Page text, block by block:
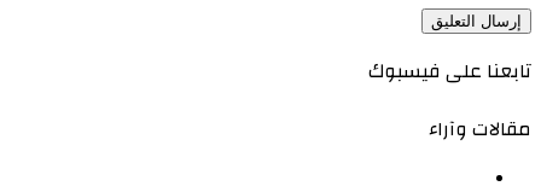
تابعنا على فيسبوك
مقالات وآراء